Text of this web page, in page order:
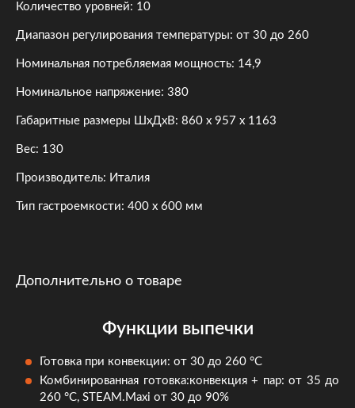
Количество уровней: 10
Диапазон регулирования температуры: от 30 до 260
Номинальная потребляемая мощность: 14,9
Номинальное напряжение: 380
Габаритные размеры ШхДхВ: 860 х 957 х 1163
Вес: 130
Производитель: Италия
Тип гастроемкости: 400 х 600 мм
Дополнительно о товаре
Функции выпечки
Готовка при конвекции: от 30 до 260 °C
Комбинированная готовка:конвекция + пар: от 35 до
260 °C, STEAM.Maxi от 30 до 90%